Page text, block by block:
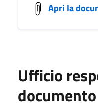
Apri la
Ufficio
documento